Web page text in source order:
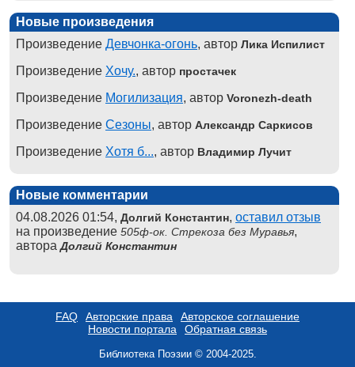
Новые произведения
Произведение Девчонка-огонь, автор Лика Испилист
Произведение Хочу., автор простачек
Произведение Могилизация, автор Voronezh-death
Произведение Сезоны, автор Александр Саркисов
Произведение Хотя б..., автор Владимир Лучит
Новые комментарии
04.08.2026 01:54, Долгий Константин, оставил отзыв
на произведение 505ф-ок. Стрекоза без Муравья,
автораДолгий Константин
FAQ Авторские права
Авторское соглашение
Новости портала
Обратная связь
Библиотека Поэзии © 2004-2025.